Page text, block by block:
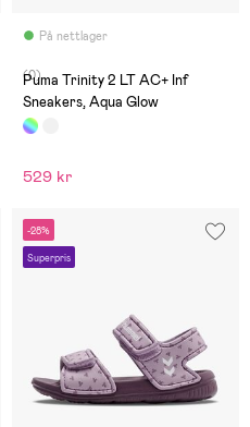
På nettlager
(0)
Puma Trinity 2 LT AC+ Inf
Sneakers, Aqua Glow
529 kr
-28%
Superpris